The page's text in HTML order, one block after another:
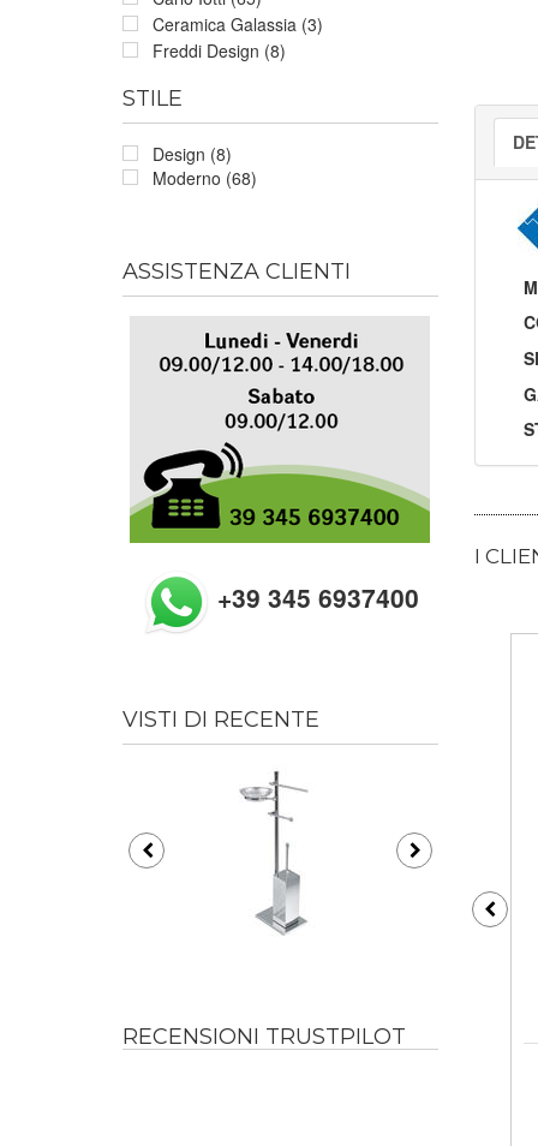
Ceramica Galassia (3)
Freddi Design (8)
STILE
Design (8)
Moderno (68)
ASSISTENZA CLIENTI
+39 345 6937400
VISTI DI RECENTE
RECENSIONI TRUSTPILOT
I